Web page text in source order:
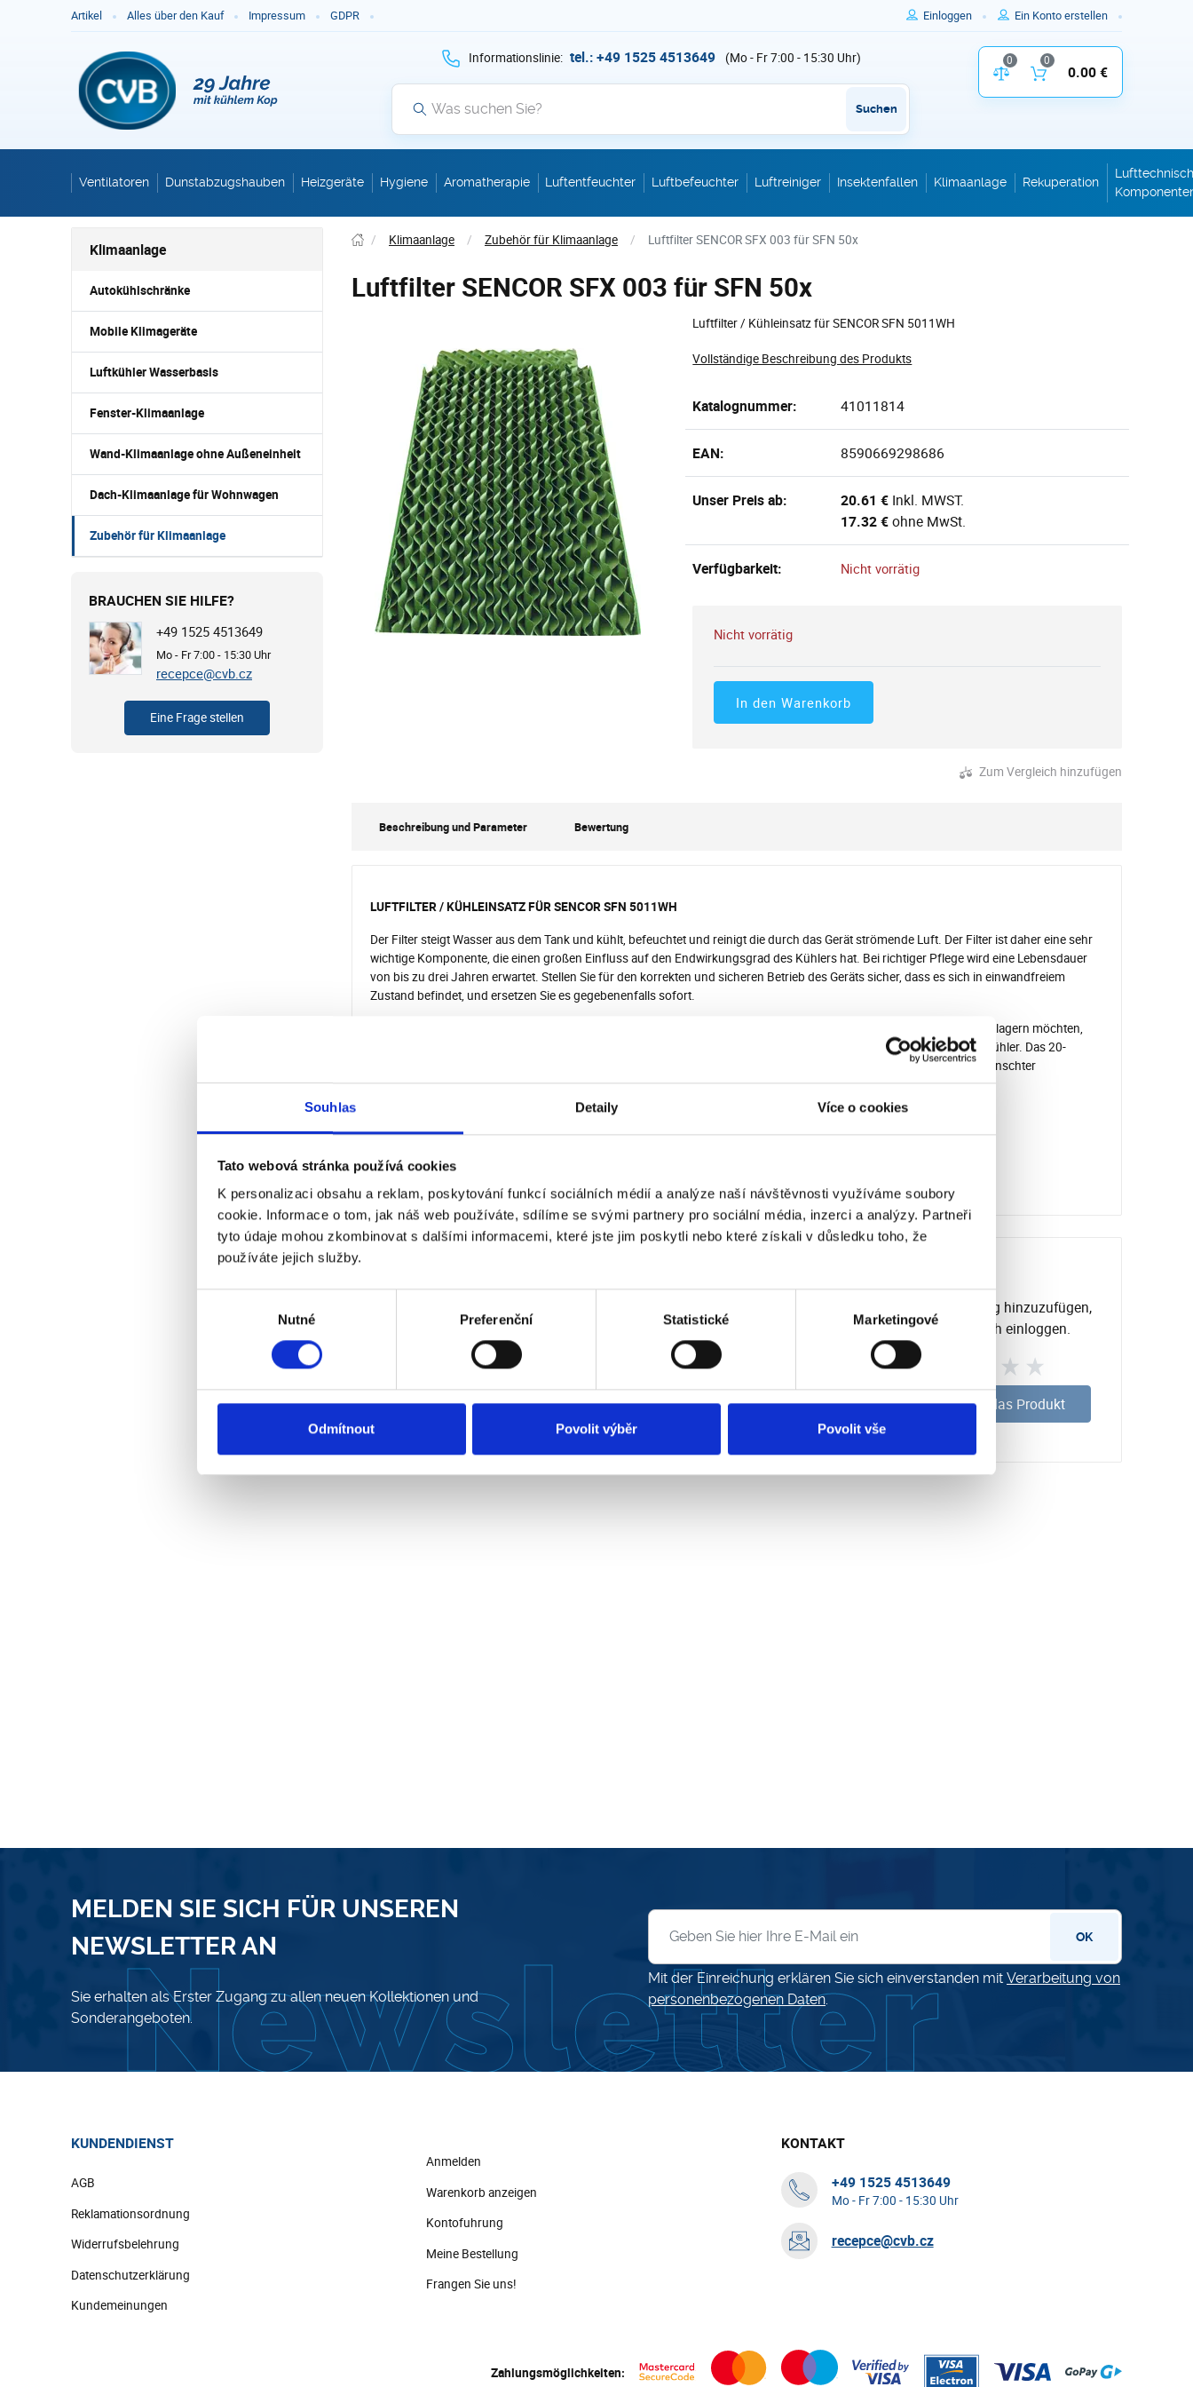
Souhlas Detaily Více o cookies
Tato webová stránka používá cookies
K personalizaci obsahu a reklam, poskytování funkcí sociálních médií a analýze naší návštěvnosti využíváme soubory
cookie. Informace o tom, jak náš web používáte, sdílíme se svými partnery pro sociální média, inzerci a analýzy. Partneři
tyto údaje mohou zkombinovat s dalšími informacemi, které jste jim poskytli nebo které získali v důsledku toho, že
používáte jejich služby.
Nutné Preferenční Statistické Marketingové
Odmítnout Povolit výběr Povolit vše
Artikel Alles über den Kauf Impressum GDPR Einloggen Ein Konto erstellen
Informationslinie: tel.: +49 1525 4513649 (Mo - Fr 7:00 - 15:30 Uhr)
Suchen
Vergleich der Produktparameter
0
Inhalt des
0
0.00 €
Ventilatoren Dunstabzugshauben Heizgeräte Hygiene Aromatherapie Luftentfeuchter Luftbefeuchter Luftreiniger Insektenfallen Klimaanlage Rekuperation
/ Klimaanlage / Zubehör für Klimaanlage / Luftfilter SENCOR SFX 003 für SFN 50x
Luftfilter SENCOR SFX 003 für SFN 50x
Luftfilter / Kühleinsatz für SENCOR SFN 5011WH
Vollständige Beschreibung des Produkts
Katalognummer: 41011814
EAN: 8590669298686
Unser Preis ab: 20.61 € Inkl. MWST.
17.32 €ohne MwSt.
Verfügbarkeit: Nicht vorrätig
Nicht vorrätig
In den Warenkorb
Zum Vergleich hinzufügen
Beschreibung und Parameter Bewertung
LUFTFILTER / KÜHLEINSATZ FÜR SENCOR SFN 5011WH
Der Filter steigt Wasser aus dem Tank und kühlt, befeuchtet und reinigt die durch das Gerät strömende Luft. Der Filter ist daher eine sehr
wichtige Komponente, die einen großen Einfluss auf den Endwirkungsgrad des Kühlers hat. Bei richtiger Pflege wird eine Lebensdauer
von bis zu drei Jahren erwartet. Stellen Sie für den korrekten und sicheren Betrieb des Geräts sicher, dass es sich in einwandfreiem
Zustand befindet, und ersetzen Sie es gegebenenfalls sofort.
Der SFX 003 Filter / Kühlmittel kann wiederholt entfernt und gereinigt werden. Wenn Sie den Kühler nach Saisonende lagern möchten,
verwenden Sie die Funktion "Filtertrocknung". Drücken Sie einfach 3 Sekunden lang die Taste "Geschwindigkeit" am Kühler. Das 20-
minütige Programm trocknet den Filter und bereitet ihn für die Lagerung im besten Zustand und ohne alle mit unerwünschter
Feuchtigkeit verbundenen Risiken wie Schimmel und mikrobielles Wachstum vor.
Breite: 156,6 mm
Dicke: 25 mm
Dieses Produkt wurde noch nicht bewertet.
Um eine Bewertung hinzuzufügen,
müssen Sie sich einloggen.
Bewerten Sie das Produkt
Klimaanlage
Autokühlschränke
Mobile Klimageräte
Luftkühler Wasserbasis
Fenster-Klimaanlage
Wand-Klimaanlage ohne Außeneinheit
Dach-Klimaanlage für Wohnwagen
Zubehör für Klimaanlage
BRAUCHEN SIE HILFE?
+49 1525 4513649
Mo - Fr 7:00 - 15:30 Uhr
recepce@cvb.cz
Eine Frage stellen
MELDEN SIE SICH FÜR UNSEREN
NEWSLETTER AN
Sie erhalten als Erster Zugang zu allen neuen Kollektionen und
Sonderangeboten.
OK
Mit der Einreichung erklären Sie sich einverstanden mit Verarbeitung von
personenbezogenen Daten.
KUNDENDIENST
AGB
Reklamationsordnung
Widerrufsbelehrung
Datenschutzerklärung
Kundemeinungen
Anmelden
Warenkorb anzeigen
Kontofuhrung
Meine Bestellung
Frangen Sie uns!
KONTAKT
+49 1525 4513649
Mo - Fr 7:00 - 15:30 Uhr
recepce@cvb.cz
Zahlungsmöglichkeiten: